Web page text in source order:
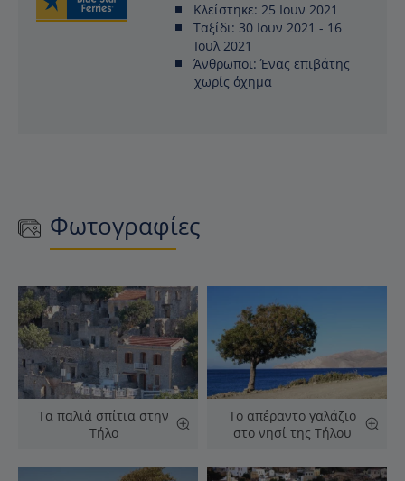
Κλείστηκε: 25 Ιουν 2021
Ταξίδι: 30 Ιουν 2021 - 16
Ιουλ 2021
Άνθρωποι: Ένας επιβάτης
χωρίς όχημα
Φωτογραφίες
Τα παλιά σπίτια στην
Τήλο
Το απέραντο γαλάζιο
στο νησί της Τήλου